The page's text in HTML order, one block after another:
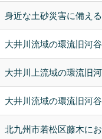
身近な土砂災害に備え
大井川流域の環流旧河
大井川上流域の環流旧
大井川流域の環流旧河
北九州市若松区藤木に